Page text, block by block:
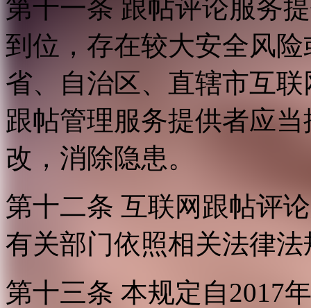
第十一条 跟帖评论服务
到位，存在较大安全风
省、自治区、直辖市互
跟帖管理服务提供者应
改，消除隐患。
第十二条 互联网跟帖评
有关部门依照相关法律
第十三条 本规定自2017